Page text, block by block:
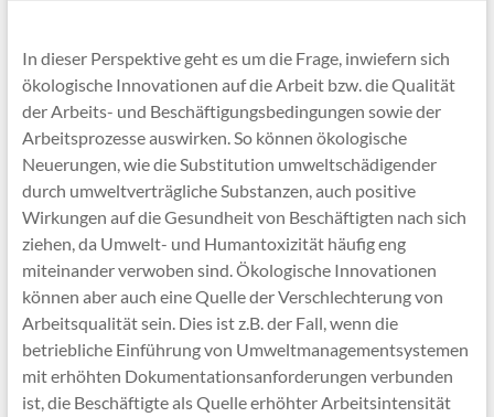
In dieser Perspektive geht es um die Frage, inwiefern sich
ökologische Innovationen auf die Arbeit bzw. die Qualität
der Arbeits- und Beschäftigungsbedingungen sowie der
Arbeitsprozesse auswirken. So können ökologische
Neuerungen, wie die Substitution umweltschädigender
durch umweltverträgliche Substanzen, auch positive
Wirkungen auf die Gesundheit von Beschäftigten nach sich
ziehen, da Umwelt- und Humantoxizität häufig eng
miteinander verwoben sind. Ökologische Innovationen
können aber auch eine Quelle der Verschlechterung von
Arbeitsqualität sein. Dies ist z.B. der Fall, wenn die
betriebliche Einführung von Umweltmanagementsystemen
mit erhöhten Dokumentationsanforderungen verbunden
ist, die Beschäftigte als Quelle erhöhter Arbeitsintensität